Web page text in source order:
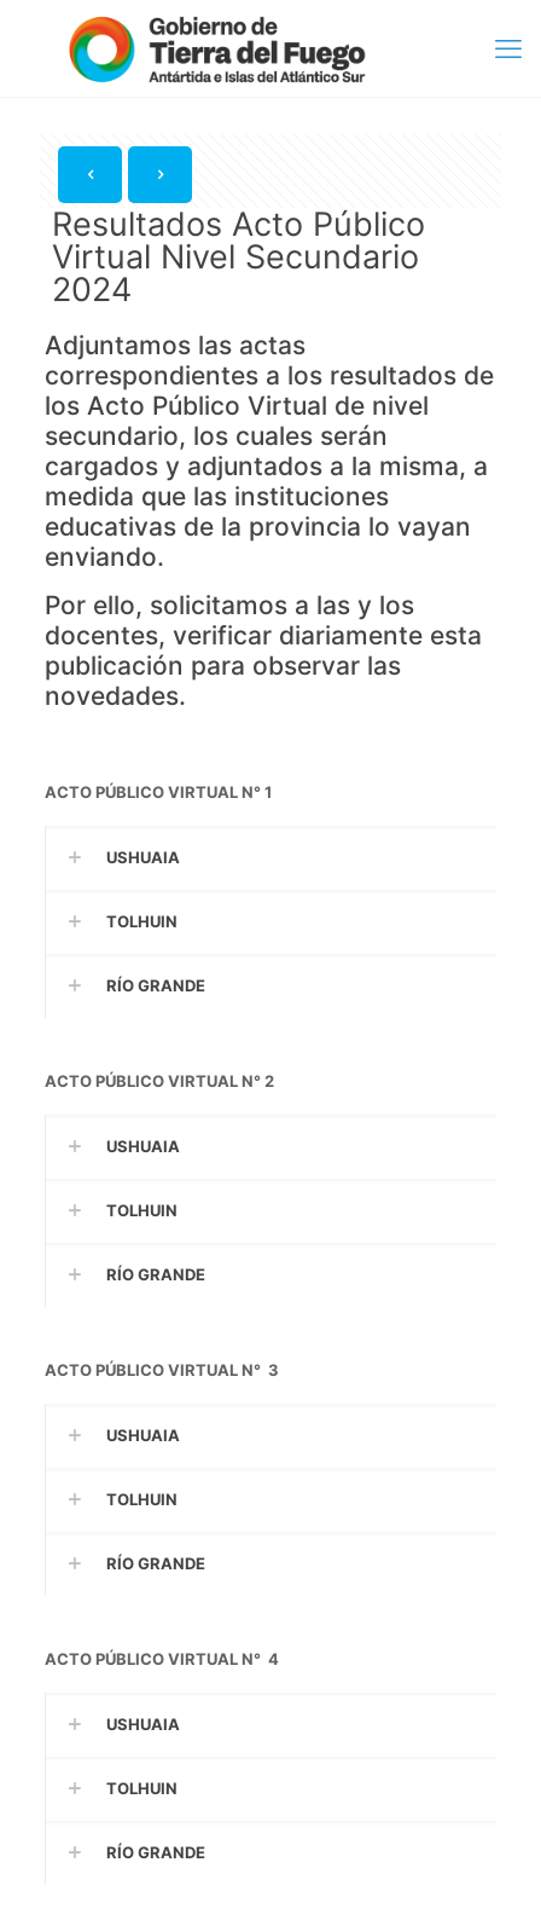
Resultados Acto Público
Virtual Nivel Secundario
2024
Adjuntamos las actas
correspondientes a los resultados de
los Acto Público Virtual de nivel
secundario, los cuales serán
cargados y adjuntados a la misma, a
medida que las instituciones
educativas de la provincia lo vayan
enviando.
Por ello, solicitamos a las y los
docentes, verificar diariamente esta
publicación para observar las
novedades.
ACTO PÚBLICO VIRTUAL N° 1
USHUAIA
TOLHUIN
RÍO GRANDE
ACTO PÚBLICO VIRTUAL N° 2
USHUAIA
TOLHUIN
RÍO GRANDE
ACTO PÚBLICO VIRTUAL N° 3
USHUAIA
TOLHUIN
RÍO GRANDE
ACTO PÚBLICO VIRTUAL N° 4
USHUAIA
TOLHUIN
RÍO GRANDE